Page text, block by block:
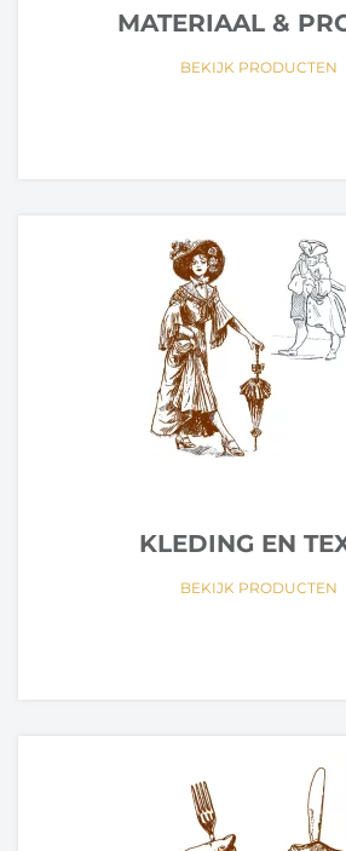
MATERIAAL &
BEKIJK PRODUCTEN
KLEDING EN
BEKIJK PRODUCTEN